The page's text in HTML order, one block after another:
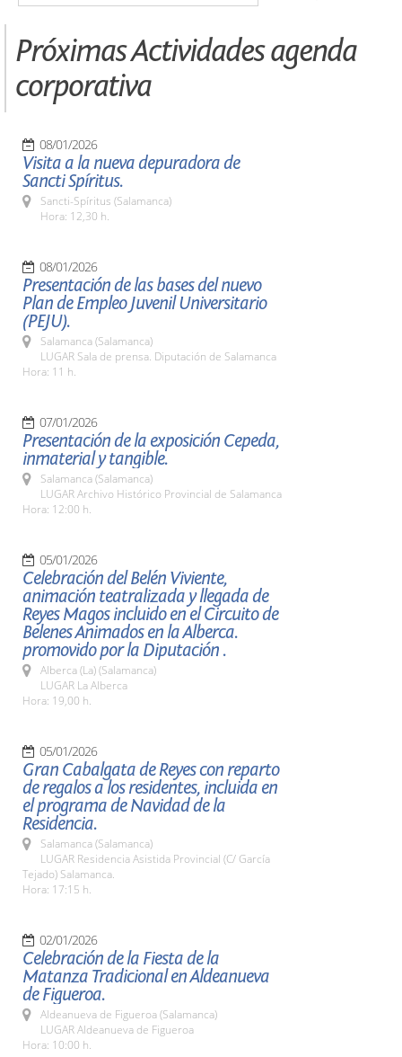
Próximas Actividades agenda
corporativa
08/01/2026
Visita a la nueva depuradora de
Sancti Spíritus.
Sancti-Spíritus (Salamanca)
Hora: 12,30 h.
08/01/2026
Presentación de las bases del nuevo
Plan de Empleo Juvenil Universitario
(PEJU).
Salamanca (Salamanca)
LUGAR Sala de prensa. Diputación de Salamanca
Hora: 11 h.
07/01/2026
Presentación de la exposición Cepeda,
inmaterial y tangible.
Salamanca (Salamanca)
LUGAR Archivo Histórico Provincial de Salamanca
Hora: 12:00 h.
05/01/2026
Celebración del Belén Viviente,
animación teatralizada y llegada de
Reyes Magos incluido en el Circuito de
Belenes Animados en la Alberca.
promovido por la Diputación .
Alberca (La) (Salamanca)
LUGAR La Alberca
Hora: 19,00 h.
05/01/2026
Gran Cabalgata de Reyes con reparto
de regalos a los residentes, incluida en
el programa de Navidad de la
Residencia.
Salamanca (Salamanca)
LUGAR Residencia Asistida Provincial (C/ García
Tejado) Salamanca.
Hora: 17:15 h.
02/01/2026
Celebración de la Fiesta de la
Matanza Tradicional en Aldeanueva
de Figueroa.
Aldeanueva de Figueroa (Salamanca)
LUGAR Aldeanueva de Figueroa
Hora: 10:00 h.